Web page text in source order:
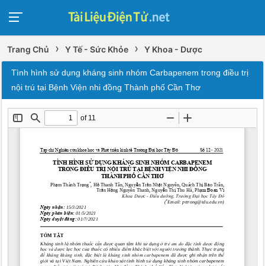
Trang Chủ › Y Tế - Sức Khỏe › Y Khoa - Dược
Tình hình sử dụng kháng sinh nhóm Carbapenem trong điều trị
nội trú tại Bệnh Viện nhi đồng Thành phố Cần Thơ